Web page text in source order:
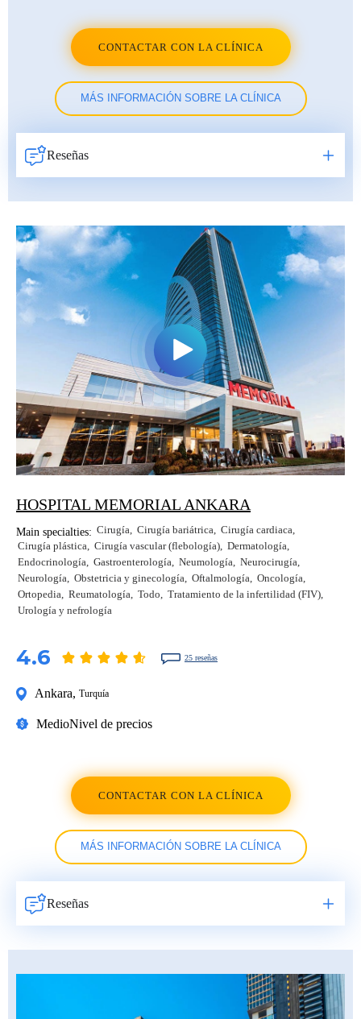
CONTACTAR CON LA CLÍNICA
MÁS INFORMACIÓN SOBRE LA CLÍNICA
Reseñas
HOSPITAL MEMORIAL ANKARA
Main specialties: Cirugía Cirugía bariátrica Cirugía cardiaca
Cirugía plástica Cirugía vascular (flebología) Dermatología
Endocrinología Gastroenterología Neumología Neurocirugía
Neurología Obstetricia y ginecología Oftalmología Oncología
Ortopedia Reumatología Todo
Tratamiento de la infertilidad (FIV)
Urología y nefrología
4.6 25 reseñas
Ankara, Turquía
MedioNivel de precios
CONTACTAR CON LA CLÍNICA
MÁS INFORMACIÓN SOBRE LA CLÍNICA
Reseñas